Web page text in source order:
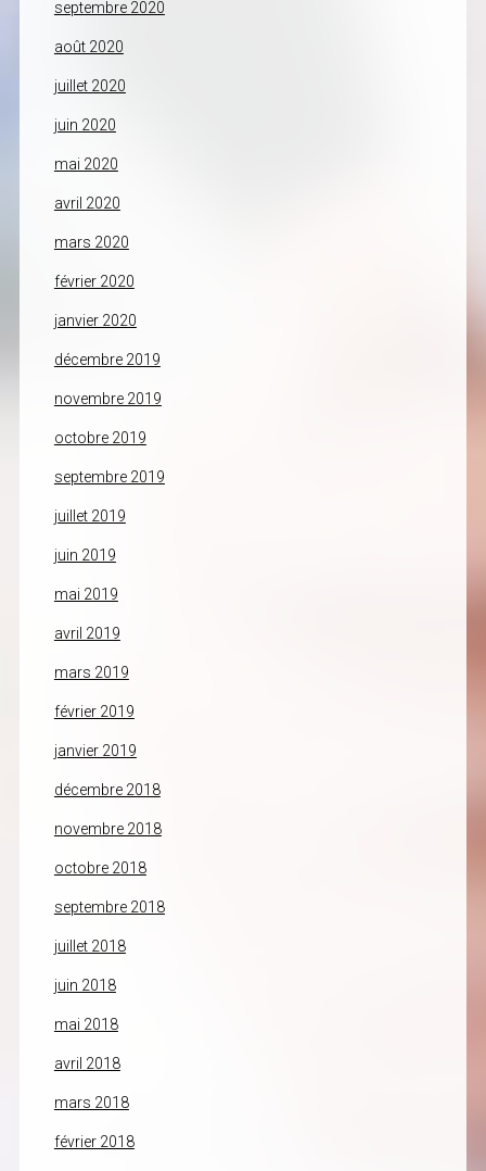
septembre 2020
août 2020
juillet 2020
juin 2020
mai 2020
avril 2020
mars 2020
février 2020
janvier 2020
décembre 2019
novembre 2019
octobre 2019
septembre 2019
juillet 2019
juin 2019
mai 2019
avril 2019
mars 2019
février 2019
janvier 2019
décembre 2018
novembre 2018
octobre 2018
septembre 2018
juillet 2018
juin 2018
mai 2018
avril 2018
mars 2018
février 2018